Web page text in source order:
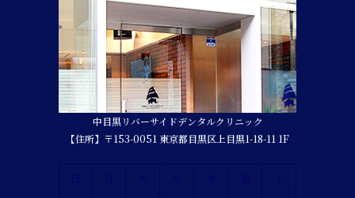
中目黒リバーサイドデンタルクリニック
【住所】〒153-0051 東京都目黒区上目黒1-18-11 1F